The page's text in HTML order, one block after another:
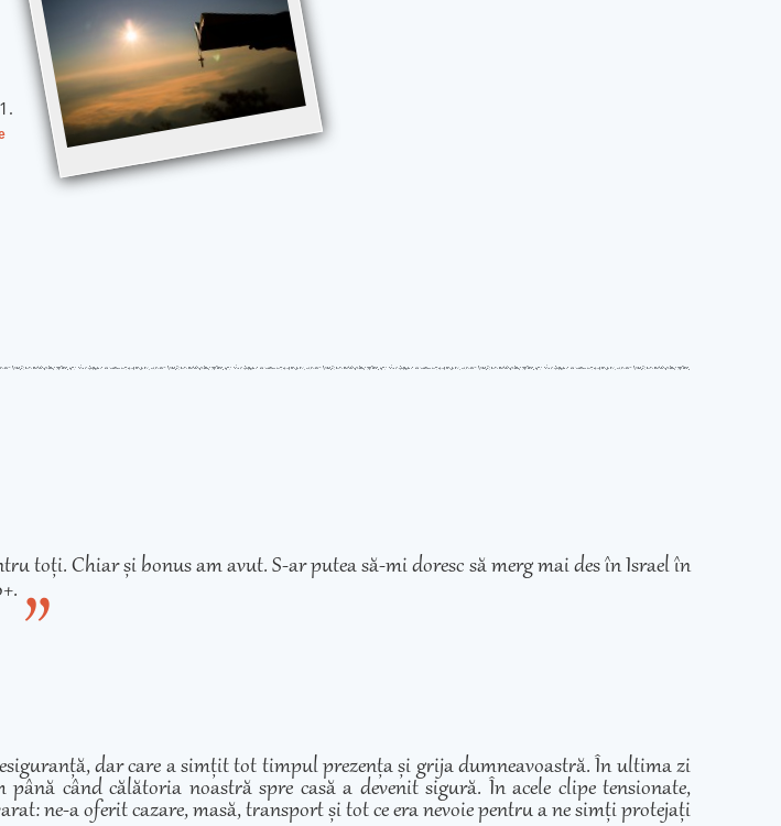
toți. Chiar și bonus am avut. S-ar putea să-mi doresc să merg mai des în Israel în
dar care a simțit tot timpul prezența și grija dumneavoastră. În ultima zi
când călătoria noastră spre casă a devenit sigură. În acele clipe tensionate,
ne-a oferit cazare, masă, transport și tot ce era nevoie pentru a ne simți protejați